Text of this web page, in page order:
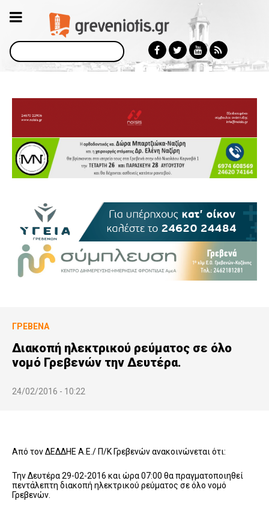
Αναζήτηση
ΓΡΕΒΕΝΆ
Διακοπή ηλεκτρικού ρεύματος σε όλο
νομό Γρεβενών την Δευτέρα.
24/02/2016 - 10:22
Από τον ΔΕΔΔΗΕ Α.Ε./ Π/Κ Γρεβενών ανακοινώνεται ότι:
Την Δευτέρα 29-02-2016 και ώρα 07:00 θα πραγματοποιηθεί
πεντάλεπτη διακοπή ηλεκτρικού ρεύματος σε όλο νομό
Γρεβενών.